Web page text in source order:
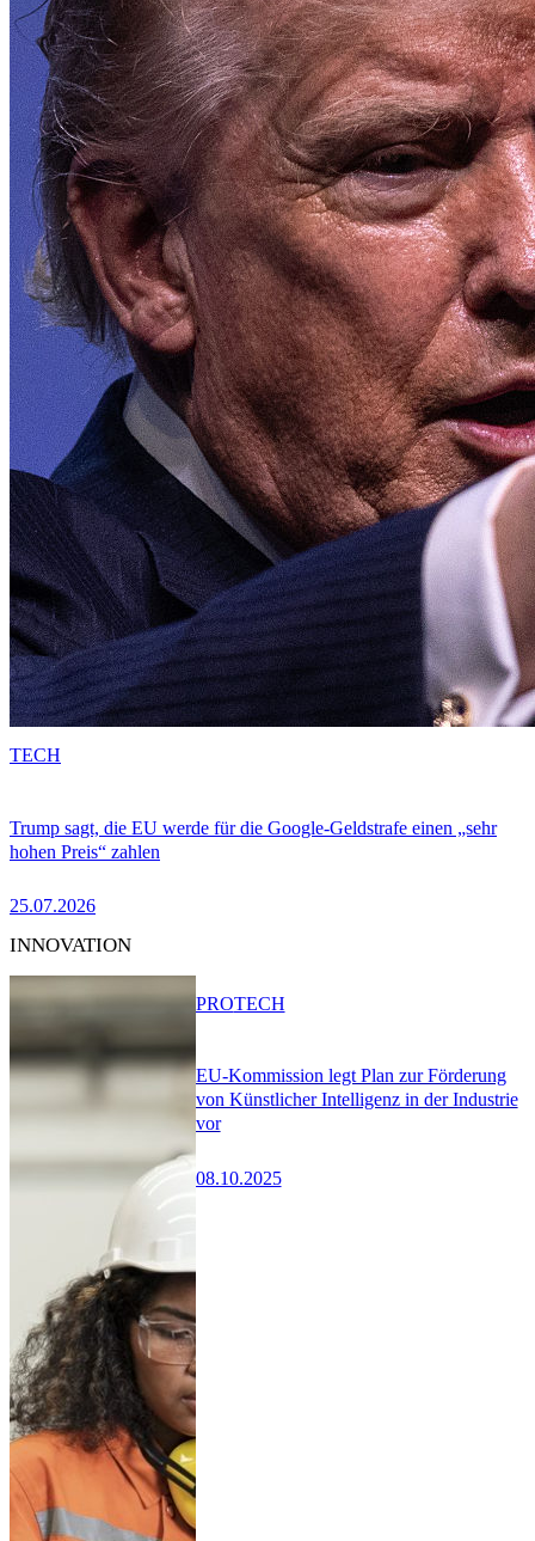
Trump sagt, die EU werde für die Google-Geldstrafe einen „sehr
hohen Preis“ zahlen
25.07.2026
TECH
INNOVATION
EU-Kommission legt Plan zur Förderung
von Künstlicher Intelligenz in der Industrie
vor
08.10.2025
PROTECH